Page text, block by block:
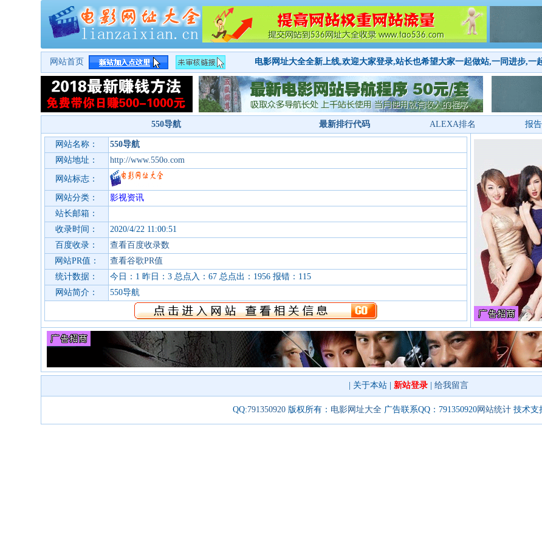
网站首页 电影网址大全全新上线,欢迎大家登录,站长也希望大家一起做站,一同进步,一
550导航 最新排行代码 ALEXA排名 报
网站名称：
550导航
网站地址：
http://www.550o.com
网站标志：
网站分类：
影视资讯
站长邮箱：
收录时间：
2020/4/22 11:00:51
百度收录：
查看百度收录数
网站PR值：
查看谷歌PR值
统计数据：
今日：1 昨日：3 总点入：67 总点出：1956 报错：115
网站简介：
550导航
关于本站| 新站登录| 给我留言
QQ:791350920 版权所有： 电影网址大全 广告联系QQ：791350920网站统计 技术支